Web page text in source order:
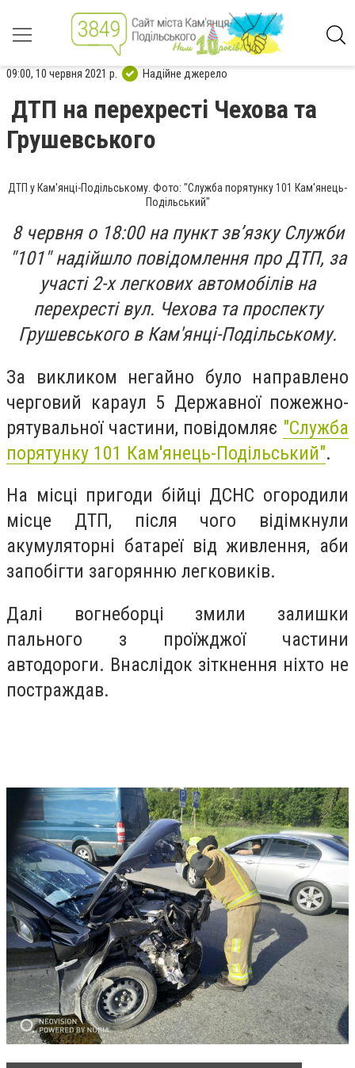
09:00, 10 червня 2021 р. Надійне джерело
ДТП на перехресті Чехова та
Грушевського
ДТП у Кам'янці-Подільському. Фото: "Служба порятунку 101 Кам'янець-
Подільський"
8 червня о 18:00 на пункт зв’язку Служби
"101" надійшло повідомлення про ДТП, за
участі 2-х легкових автомобілів на
перехресті вул. Чехова та проспекту
Грушевського в Кам'янці-Подільському.
За викликом негайно було направлено
черговий караул 5 Державної пожежно-
рятувальної частини, повідомляє "Служба
порятунку 101 Кам'янець-Подільський".
На місці пригоди бійці ДСНС огородили
місце ДТП, після чого відімкнули
акумуляторні батареї від живлення, аби
запобігти загорянню легковиків.
Далі вогнеборці змили залишки
пального з проїжджої частини
автодороги. Внаслідок зіткнення ніхто не
постраждав.